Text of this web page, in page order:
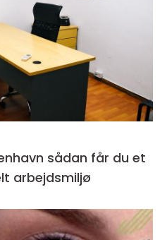
får du et
arbejdsmiljø